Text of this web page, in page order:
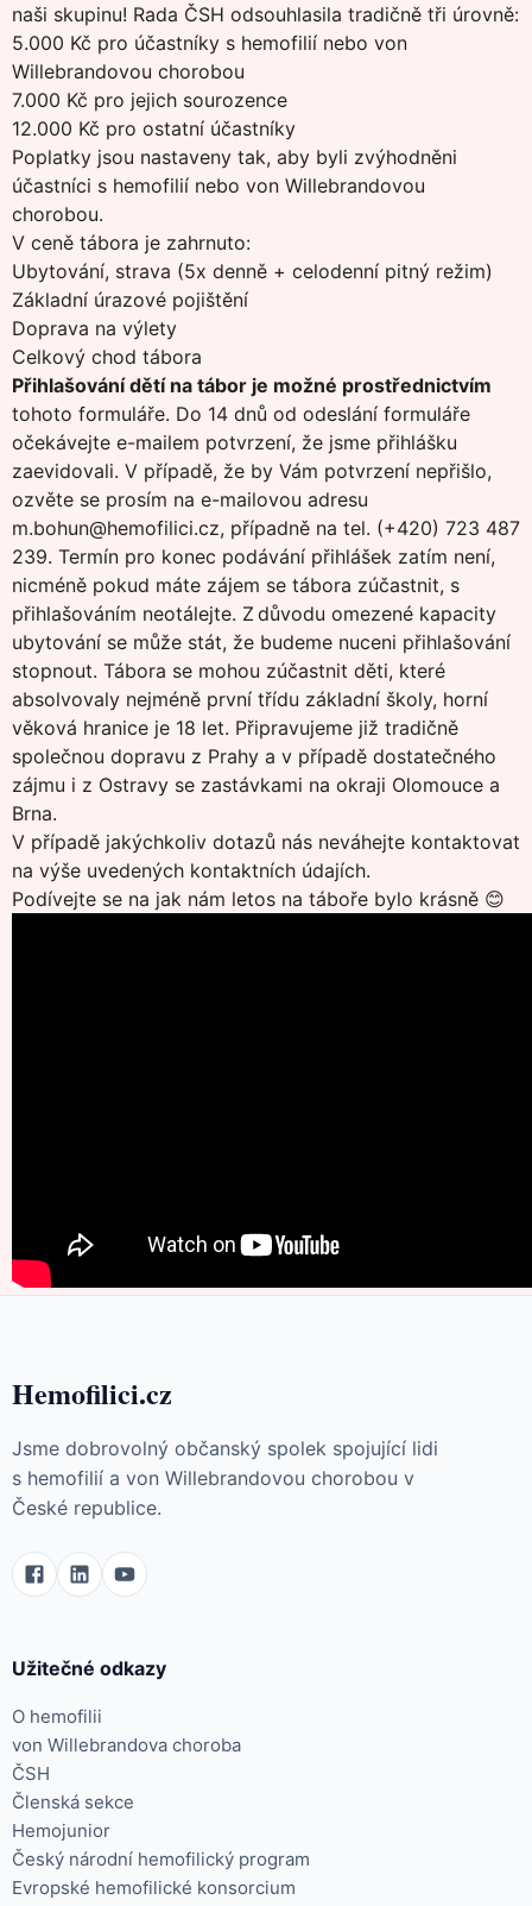
naši skupinu! Rada ČSH odsouhlasila tradičně tři úrovně:
5.000 Kč pro účastníky s hemofilií nebo von
Willebrandovou chorobou
7.000 Kč pro jejich sourozence
12.000 Kč pro ostatní účastníky
Poplatky jsou nastaveny tak, aby byli zvýhodněni
účastníci s hemofilií nebo von Willebrandovou
chorobou.
V ceně tábora je zahrnuto:
Ubytování, strava (5x denně + celodenní pitný režim)
Základní úrazové pojištění
Doprava na výlety
Celkový chod tábora
Přihlašování dětí na tábor je možné prostřednictvím
tohoto formuláře. Do 14 dnů od odeslání formuláře
očekávejte e-mailem potvrzení, že jsme přihlášku
zaevidovali. V případě, že by Vám potvrzení nepřišlo,
ozvěte se prosím na e-mailovou adresu
m.bohun@hemofilici.cz, případně na tel. (+420) 723 487
239. Termín pro konec podávání přihlášek zatím není,
nicméně pokud máte zájem se tábora zúčastnit, s
přihlašováním neotálejte. Z důvodu omezené kapacity
ubytování se může stát, že budeme nuceni přihlašování
stopnout. Tábora se mohou zúčastnit děti, které
absolvovaly nejméně první třídu základní školy, horní
věková hranice je 18 let. Připravujeme již tradičně
společnou dopravu z Prahy a v případě dostatečného
zájmu i z Ostravy se zastávkami na okraji Olomouce a
Brna.
V případě jakýchkoliv dotazů nás neváhejte kontaktovat
na výše uvedených kontaktních údajích.
Podívejte se na jak nám letos na táboře bylo krásně 😊
Hemofilici.cz
Jsme dobrovolný občanský spolek spojující lidi
s hemofilií a von Willebrandovou chorobou v
České republice.
Užitečné odkazy
O hemofilii
von Willebrandova choroba
ČSH
Členská sekce
Hemojunior
Český národní hemofilický program
Evropské hemofilické konsorcium